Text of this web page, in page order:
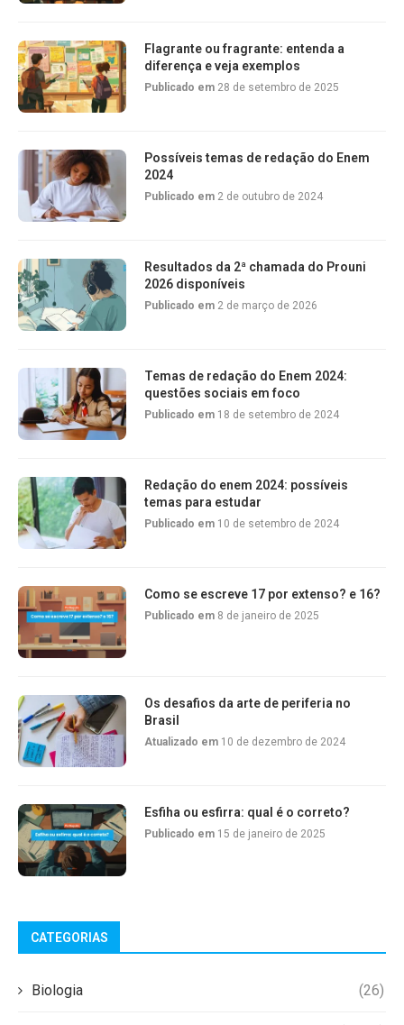
Flagrante ou fragrante: entenda a
diferença e veja exemplos
Publicado em 28 de setembro de 2025
Possíveis temas de redação do Enem
2024
Publicado em 2 de outubro de 2024
Resultados da 2ª chamada do Prouni
2026 disponíveis
Publicado em 2 de março de 2026
Temas de redação do Enem 2024:
questões sociais em foco
Publicado em 18 de setembro de 2024
Redação do enem 2024: possíveis
temas para estudar
Publicado em 10 de setembro de 2024
Como se escreve 17 por extenso? e 16?
Publicado em 8 de janeiro de 2025
Os desafios da arte de periferia no
Brasil
Atualizado em 10 de dezembro de 2024
Esfiha ou esfirra: qual é o correto?
Publicado em 15 de janeiro de 2025
CATEGORIAS
Biologia (26)